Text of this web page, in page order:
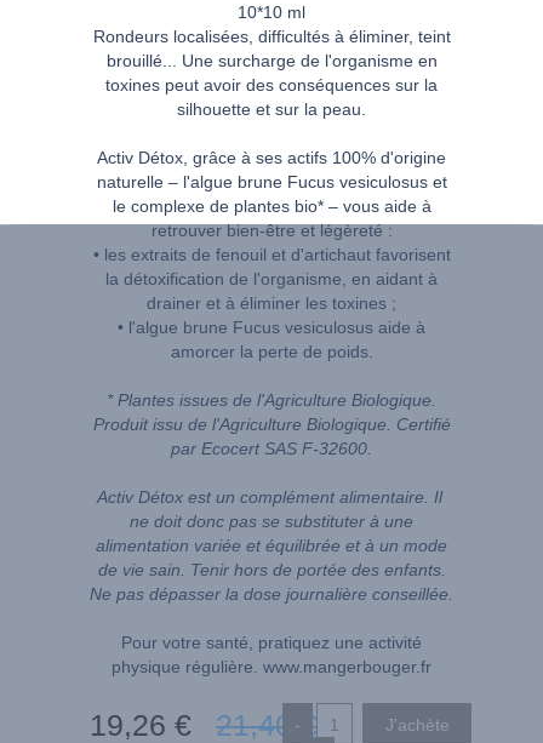
10*10 ml
Rondeurs localisées, difficultés à éliminer, teint
brouillé... Une surcharge de l'organisme en
toxines peut avoir des conséquences sur la
silhouette et sur la peau.
Activ Détox, grâce à ses actifs 100% d'origine
naturelle – l'algue brune Fucus vesiculosus et
le complexe de plantes bio* – vous aide à
retrouver bien-être et légèreté :
• les extraits de fenouil et d'artichaut favorisent
la détoxification de l'organisme, en aidant à
drainer et à éliminer les toxines ;
• l'algue brune Fucus vesiculosus aide à
amorcer la perte de poids.
* Plantes issues de l'Agriculture Biologique.
Produit issu de l'Agriculture Biologique. Certifié
par Ecocert SAS F-32600.
Activ Détox est un complément alimentaire. Il
ne doit donc pas se substituter à une
alimentation variée et équilibrée et à un mode
de vie sain. Tenir hors de portée des enfants.
Ne pas dépasser la dose journalière conseillée.
Pour votre santé, pratiquez une activité
physique régulière. www.mangerbouger.fr
19,26 € 21,40 €
-